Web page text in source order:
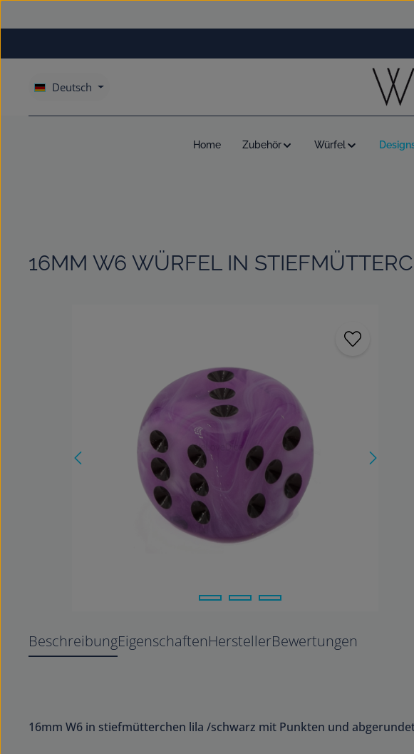
Deutsch
Home Zubehör Würfel
16MM W6 WÜRFEL IN
BeschreibungEigenschaftenHerstellerBewertungen
16mm W6 in stiefmütterchen lila /schwarz mit Punkten und